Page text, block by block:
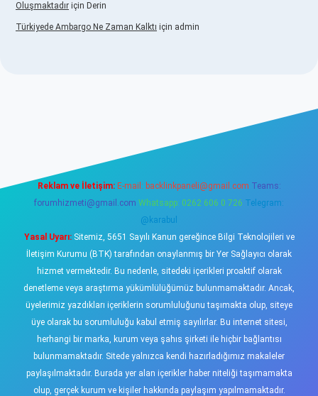
Oluşmaktadır için Derin
Türkiyede Ambargo Ne Zaman Kalktı için admin
Reklam ve İletişim: E-mail: backlinkpaneli@gmail.com Teams:
forumhizmeti@gmail.com Whatsapp: 0262 606 0 726 Telegram:
@karabul
Yasal Uyarı:Sitemiz, 5651 Sayılı Kanun gereğince Bilgi Teknolojileri ve
İletişim Kurumu (BTK) tarafından onaylanmış bir Yer Sağlayıcı olarak
hizmet vermektedir. Bu nedenle, sitedeki içerikleri proaktif olarak
denetleme veya araştırma yükümlülüğümüz bulunmamaktadır. Ancak,
üyelerimiz yazdıkları içeriklerin sorumluluğunu taşımakta olup, siteye
üye olarak bu sorumluluğu kabul etmiş sayılırlar. Bu internet sitesi,
herhangi bir marka, kurum veya şahıs şirketi ile hiçbir bağlantısı
bulunmamaktadır. Sitede yalnızca kendi hazırladığımız makaleler
paylaşılmaktadır. Burada yer alan içerikler haber niteliği taşımamakta
olup, gerçek kurum ve kişiler hakkında paylaşım yapılmamaktadır.